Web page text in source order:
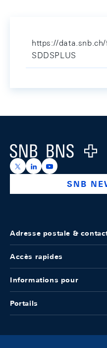
https://
SDDSPLUS
Logo
https://x.com/snb_bns
https://https://
SNB
Adresse postale &
Accès rapides
Informations pour
Portails